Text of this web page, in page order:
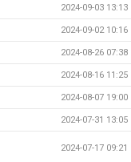
2024-09-03 13:13
2024-09-02 10:16
2024-08-26 07:38
2024-08-16 11:25
2024-08-07 19:00
2024-07-31 13:05
2024-07-17 09:21